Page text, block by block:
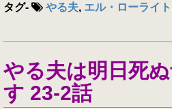
タグ- やる夫, エル・ローライト
やる夫は明日死
す 23-2話